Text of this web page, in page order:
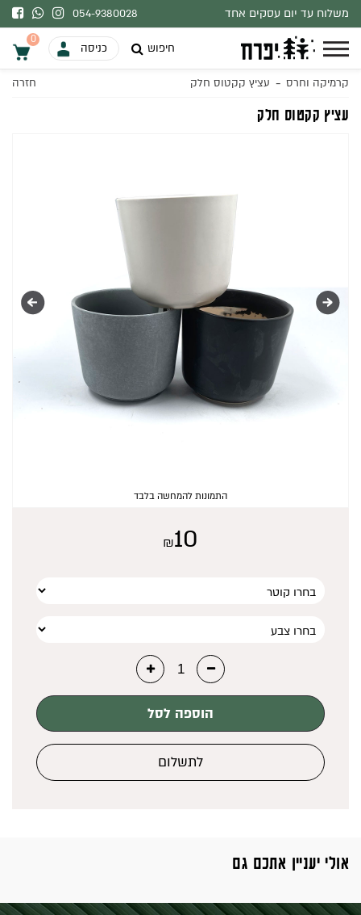
משלוח עד יום עסקים אחד
בהתאם למלאי.
054-9380028
0
0
כניסה חיפוש
קרמיקה וחרס - עציץ קקטוס חלק חזרה
עציץ קקטוס חלק
התמונות להמחשה בלבד
10
₪
הוספה לסל
לתשלום
אולי יעניין אתכם גם